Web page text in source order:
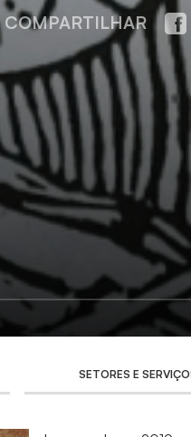
COMPARTILHAR
SETORES E